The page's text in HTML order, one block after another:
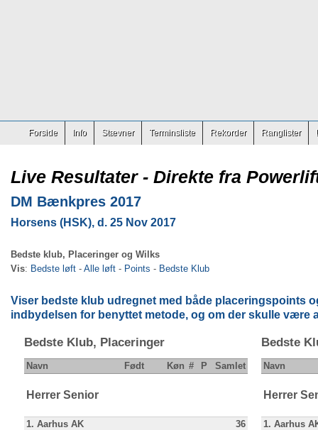
Forside Info Stævner Terminsliste Rekorder Ranglister
Live Resultater - Direkte fra
DM Bænkpres 2017
Horsens (HSK), d. 25 Nov 2017
Bedste klub, Placeringer og Wilks
Vis: Bedste løft - Alle løft - Points - Bedste Klub
Viser bedste klub udregnet med både placeringspoints
indbydelsen for benyttet metode, og om der skulle være
Bedste Klub, Placeringer Bedste
Navn Født Køn # P Samlet
Herrer Senior
1. Aarhus AK
36
Navn
Herrer
1. Aarhus